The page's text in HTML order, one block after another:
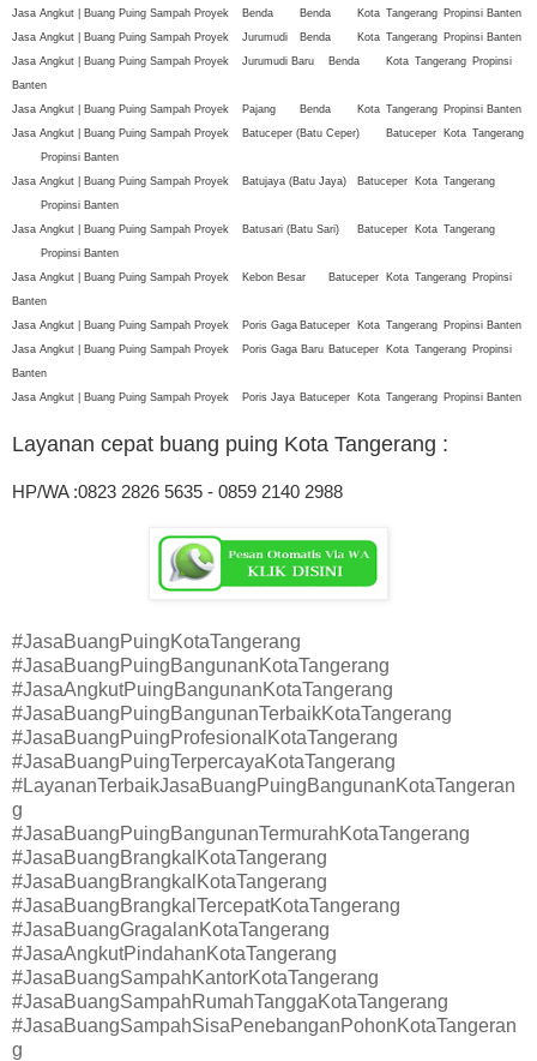
Jasa Angkut | Buang Puing Sampah Proyek
Benda Benda Kota Tangerang Propinsi Banten
Jasa Angkut | Buang Puing Sampah Proyek
Jurumudi Benda Kota Tangerang Propinsi Banten
Jasa Angkut | Buang Puing Sampah Proyek
Jurumudi Baru Benda Kota Tangerang Propinsi
Banten
Jasa Angkut | Buang Puing Sampah Proyek
Pajang Benda Kota Tangerang Propinsi Banten
Jasa Angkut | Buang Puing Sampah Proyek
Batuceper (Batu Ceper) Batuceper Kota Tangerang
Propinsi Banten
Jasa Angkut | Buang Puing Sampah Proyek
Batujaya (Batu Jaya) Batuceper Kota Tangerang
Propinsi Banten
Jasa Angkut | Buang Puing Sampah Proyek
Batusari (Batu Sari) Batuceper Kota Tangerang
Propinsi Banten
Jasa Angkut | Buang Puing Sampah Proyek
Kebon Besar Batuceper Kota Tangerang Propinsi
Banten
Jasa Angkut | Buang Puing Sampah Proyek
Poris Gaga Batuceper Kota Tangerang Propinsi Banten
Jasa Angkut | Buang Puing Sampah Proyek
Poris Gaga Baru Batuceper Kota Tangerang Propinsi
Banten
Jasa Angkut | Buang Puing Sampah Proyek
Poris Jaya Batuceper Kota Tangerang Propinsi Banten
Layanan cepat buang puing Kota Tangerang :
HP/WA :0823 2826 5635 - 0859 2140 2988
#JasaBuangPuingKotaTangerang
#JasaBuangPuingBangunanKotaTangerang
#JasaAngkutPuingBangunanKotaTangerang
#JasaBuangPuingBangunanTerbaikKotaTangerang
#JasaBuangPuingProfesionalKotaTangerang
#JasaBuangPuingTerpercayaKotaTangerang
#LayananTerbaikJasaBuangPuingBangunanKotaTangeran
g
#JasaBuangPuingBangunanTermurahKotaTangerang
#JasaBuangBrangkalKotaTangerang
#JasaBuangBrangkalKotaTangerang
#JasaBuangBrangkalTercepatKotaTangerang
#JasaBuangGragalanKotaTangerang
#JasaAngkutPindahanKotaTangerang
#JasaBuangSampahKantorKotaTangerang
#JasaBuangSampahRumahTanggaKotaTangerang
#JasaBuangSampahSisaPenebanganPohonKotaTangeran
g